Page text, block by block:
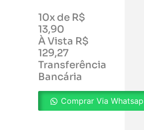
10x de R$
13,90
À Vista R$
129,27
Transferência
Bancária
Comprar Via